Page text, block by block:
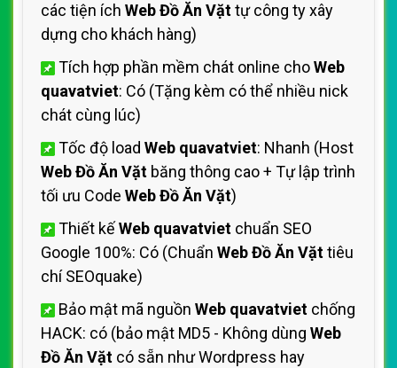
các tiện ích Web Đồ Ăn Vặttự công ty xây
dựng cho khách hàng)
Tích hợp phần mềm chát online choWeb
quavatviet: Có (Tặng kèm có thể nhiều nick
chát cùng lúc)
Tốc độ load Web quavatviet: Nhanh (Host
Web Đồ Ăn Vặt băng thông cao + Tự lập trình
tối ưu Code Web Đồ Ăn Vặt)
Thiết kếWeb quavatviet chuẩn SEO
Google 100%: Có (Chuẩn Web Đồ Ăn Vặttiêu
chí SEOquake)
Bảo mật mã nguồn Web quavatviet chống
HACK: có (bảo mật MD5 - Không dùng Web
Đồ Ăn Vặt có sẵn như Wordpress hay